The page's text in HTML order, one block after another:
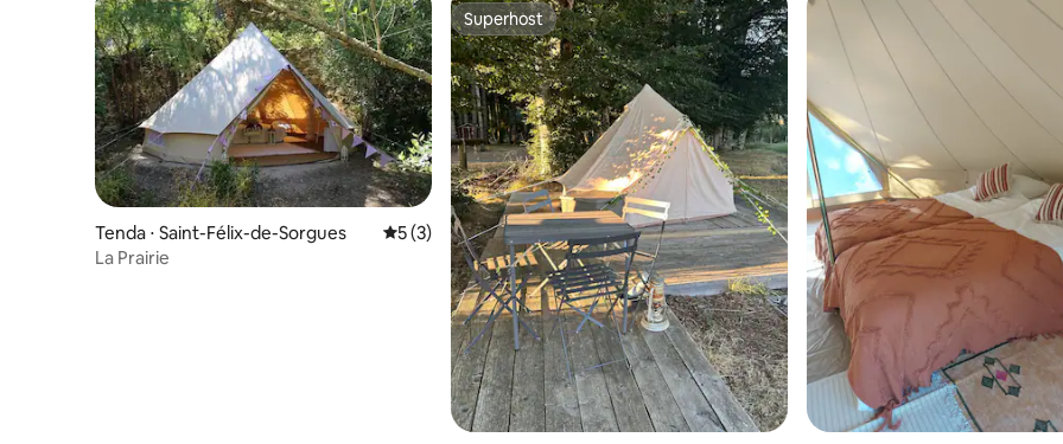
Tenda ⋅ Saint-Félix-de-Sorgues 5 de uma avaliação média de 5, 3 avaliações
5 (3)
La Prairie
Superhost
Superhost